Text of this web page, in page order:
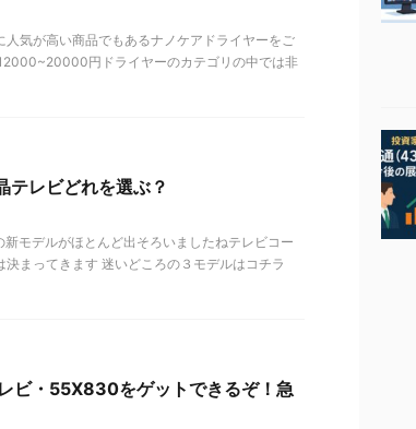
気が高い商品でもあるナノケアドライヤーをご
円ドライヤーのカテゴリの中では非
テレビどれを選ぶ？
モデルがほとんど出そろいましたねテレビコー
まってきます 迷いどころの３モデルはコチラ
ビ・55X830をゲットできるぞ！急